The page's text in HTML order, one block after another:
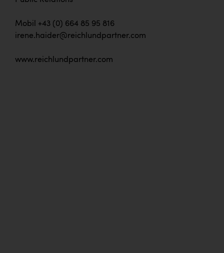
Mobil +43 (0) 664 85 95 816
irene.haider@reichlundpartner.com
www.reichlundpartner.com